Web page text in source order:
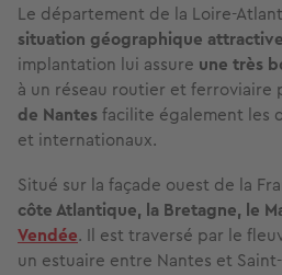
Le département de la Loire-
situation géographique
implantation lui assure une très
à un réseau routier et ferroviaire
de Nantesfacilite également les
et internationaux.
Situé sur la façade ouest de la
côte Atlantique, la Bretagne, le
Vendée. Il est traversé par le
un estuaire entre Nantes et